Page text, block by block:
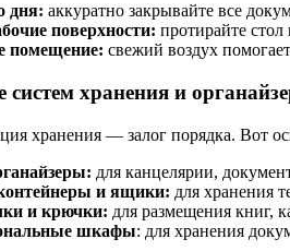
дня: аккуратно закрывайте все
поверхности: протирайте
помещение: свежий воздух
систем хранения и
хранения — залог порядка. Вот
для канцелярии,
и ящики: для хранения
и крючки: для размещения книг,
шкафы: для хранения